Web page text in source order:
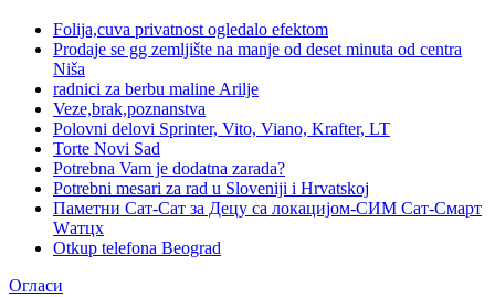
Folija,cuva privatnost ogledalo efektom
Prodaje se gg zemljište na manje od deset minuta od centra
Niša
radnici za berbu maline Arilje
Veze,brak,poznanstva
Polovni delovi Sprinter, Vito, Viano, Krafter, LT
Torte Novi Sad
Potrebna Vam je dodatna zarada?
Potrebni mesari za rad u Sloveniji i Hrvatskoj
Паметни Сат-Сат за Децу са локацијом-СИМ Сат-Смарт
Wатцх
Otkup telefona Beograd
Огласи